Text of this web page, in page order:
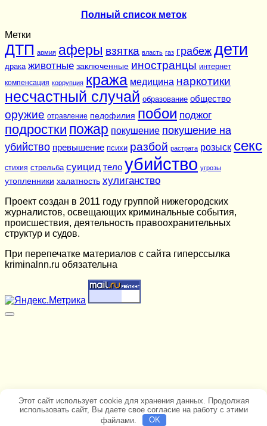
Полный список меток
Метки
ДТП армия аферы взятка власть газ грабеж дети
драка животные заключенные иностранцы интернет
компенсация коррупция кража медицина наркотики
несчастный случай образование общество
оружие отравление педофилия побои поджог
подростки пожар покушение покушение на
убийство превышение психи разбой растрата розыск секс
стихия стрельба суицид тело убийство угрозы
утопленники халатность хулиганство
Проект создан в 2011 году группой нижегородских
журналистов, освещающих криминальные события,
происшествия, деятельность правоохранительных
структур и судов.
При перепечатке материалов c сайта гиперссылка
kriminalnn.ru обязательна
Этот сайт использует cookie для хранения данных. Продолжая
использовать сайт, Вы даете свое согласие на работу с этими
файлами.
OK